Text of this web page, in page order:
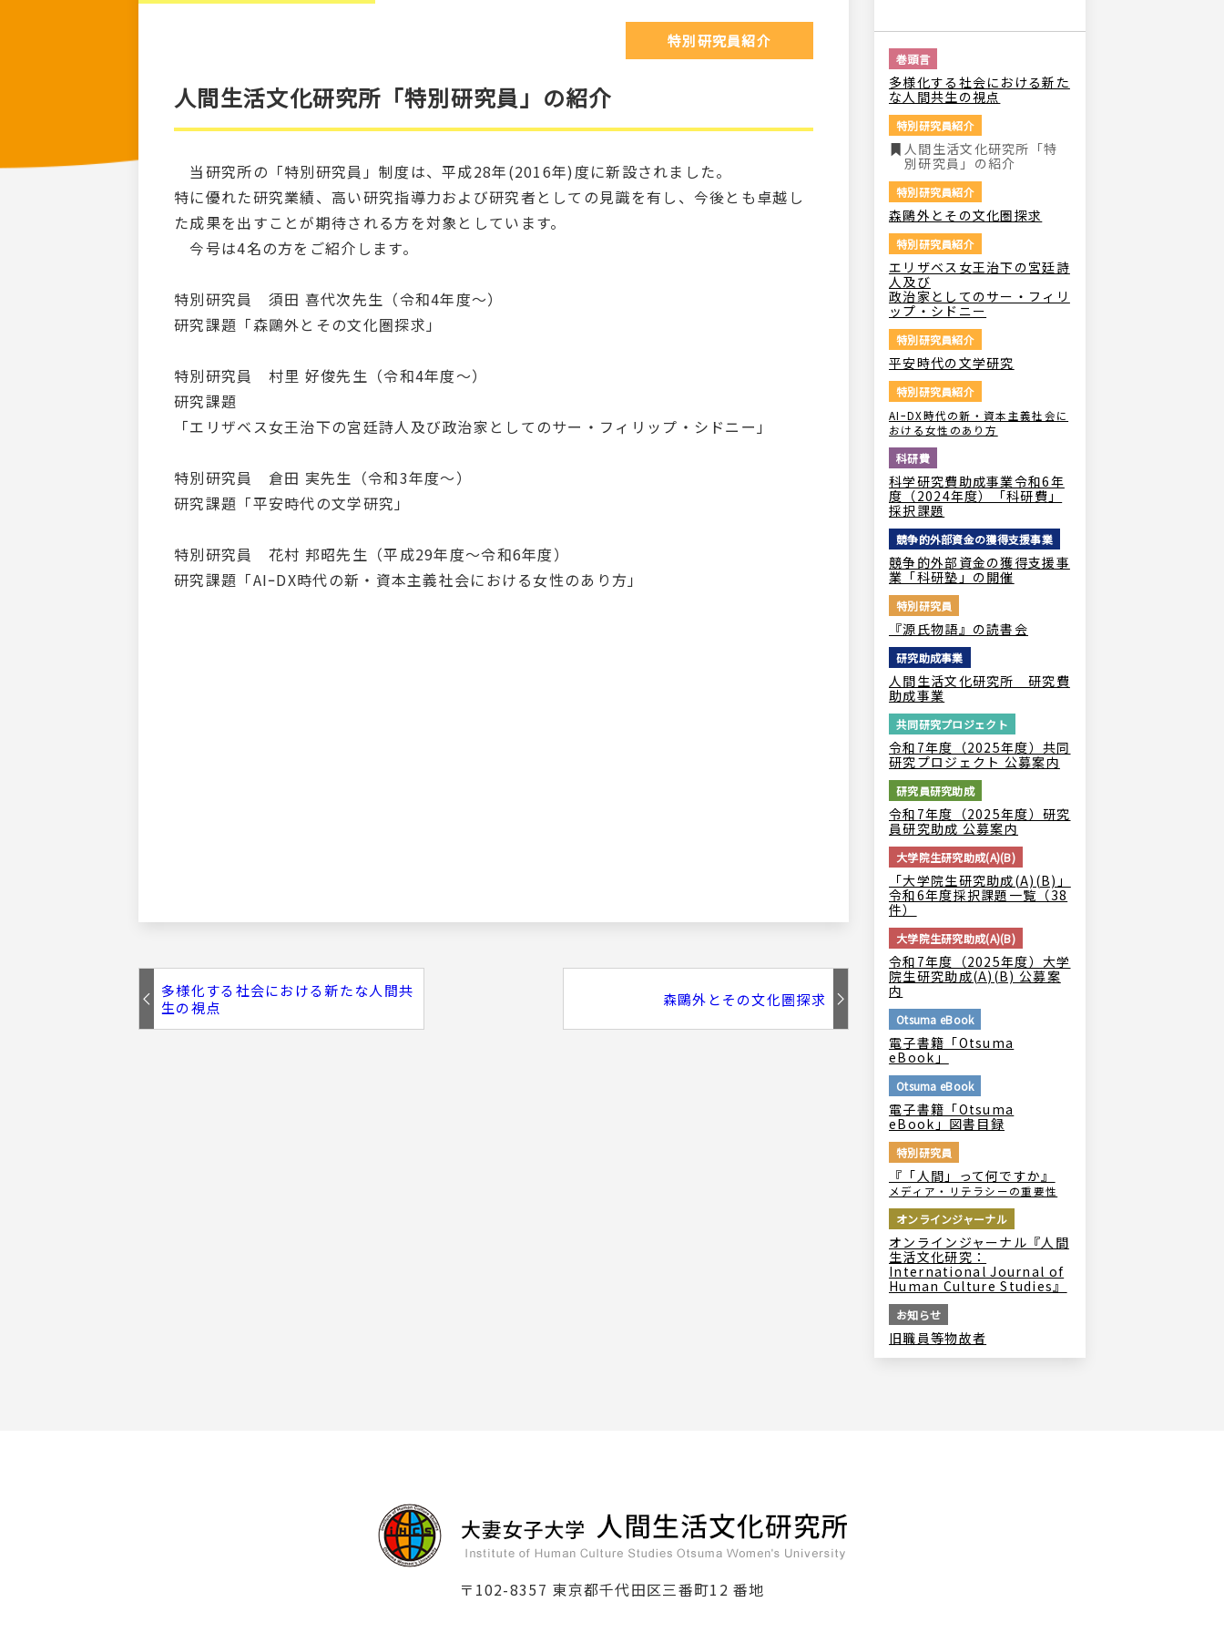
特別研究員紹介
人間生活文化研究所「特別研究員」の紹介
当研究所の「特別研究員」制度は、平成28年(2016年)度に新設されました。
特に優れた研究業績、高い研究指導力および研究者としての見識を有し、今後とも卓越し
た成果を出すことが期待される方を対象としています。
今号は4名の方をご紹介します。
特別研究員 須田 喜代次先生（令和4年度～）
研究課題「森鷗外とその文化圏探求」
特別研究員 村里 好俊先生（令和4年度～）
研究課題
「エリザベス女王治下の宮廷詩人及び政治家としてのサー・フィリップ・シドニー」
特別研究員 倉田 実先生（令和3年度～）
研究課題「平安時代の文学研究」
特別研究員 花村 邦昭先生（平成29年度～令和6年度）
研究課題「AIｰDX時代の新・資本主義社会における女性のあり方」
多様化する社会における新たな人間共
生の視点
森鷗外とその文化圏探求
巻頭言
多様化する社会における新た
な人間共生の視点
特別研究員紹介
人間生活文化研究所「特
別研究員」の紹介
特別研究員紹介
森鷗外とその文化圏探求
特別研究員紹介
エリザベス女王治下の宮廷詩
人及び
政治家としてのサー・フィリ
ップ・シドニー
特別研究員紹介
平安時代の文学研究
特別研究員紹介
AIｰDX時代の新・資本主義社会に
おける女性のあり方
科研費
科学研究費助成事業令和6年
度（2024年度）「科研費」
採択課題
競争的外部資金の獲得支援事業
競争的外部資金の獲得支援事
業「科研塾」の開催
特別研究員
『源氏物語』の読書会
研究助成事業
人間生活文化研究所 研究費
助成事業
共同研究プロジェクト
令和7年度（2025年度）共同
研究プロジェクト 公募案内
研究員研究助成
令和7年度（2025年度）研究
員研究助成 公募案内
大学院生研究助成(A)(B)
「大学院生研究助成(A)(B)」
令和6年度採択課題一覧（38
件）
大学院生研究助成(A)(B)
令和7年度（2025年度）大学
院生研究助成(A)(B) 公募案
内
Otsuma eBook
電子書籍「Otsuma
eBook」
Otsuma eBook
電子書籍「Otsuma
eBook」図書目録
特別研究員
『「人間」って何ですか』
メディア・リテラシーの重要性
オンラインジャーナル
オンラインジャーナル『人間
生活文化研究：
International Journal of
Human Culture Studies』
お知らせ
旧職員等物故者
〒102-8357 東京都千代田区三番町12 番地